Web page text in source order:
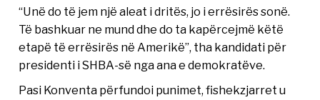
“Unë do të jem një aleat i dritës, jo i errësirës sonë.
Të bashkuar ne mund dhe do ta kapërcejmë këtë
etapë të errësirës në Amerikë”, tha kandidati për
presidenti i SHBA-së nga ana e demokratëve.
Pasi Konventa përfundoi punimet, fishekzjarret u